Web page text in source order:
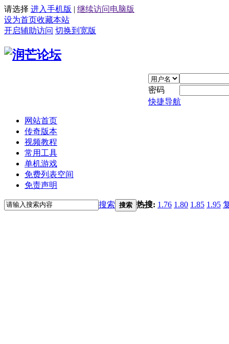
请选择 进入手机版 | 继续访问电脑版
设为首页收藏本站
开启辅助访问 切换到宽版
密码
快捷导航
网站首页
传奇版本
视频教程
常用工具
单机游戏
免费列表空间
免责声明
搜索 搜索 热搜: 1.76 1.80 1.85 1.95